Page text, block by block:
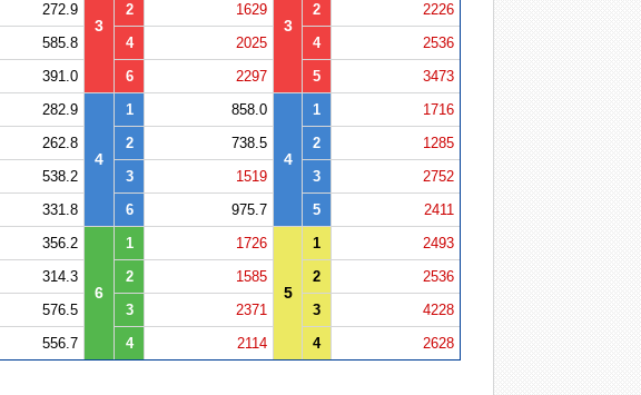
3 3
272.9 2 1629 2
2226
585.8 4 2025 4
2536
391.0 6 2297 5 3473
282.9
4
1 858.0
4
1
1716
262.8 2 738.5 2
1285
538.2 3 1519 3
2752
331.8 6 975.7 5 2411
356.2
6
1 1726
5
1
2493
314.3 2 1585 2
2536
576.5 3 2371 3
4228
556.7 4 2114 4 2628